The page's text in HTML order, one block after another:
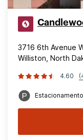
3716 6th Avenue
Williston, North
4.60
Estacionamento